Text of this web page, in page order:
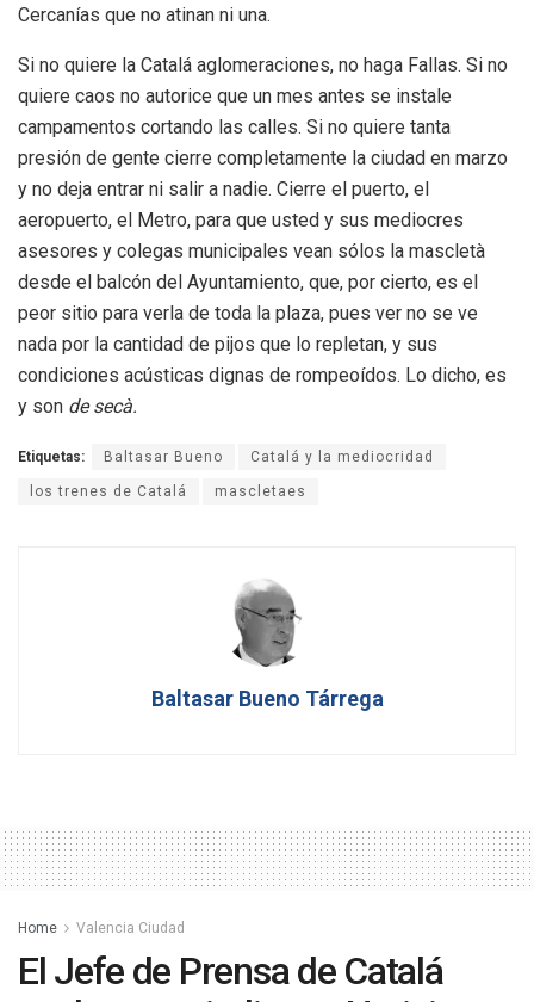
Cercanías que no atinan ni una.
Si no quiere la Catalá aglomeraciones, no haga Fallas. Si no
quiere caos no autorice que un mes antes se instale
campamentos cortando las calles. Si no quiere tanta
presión de gente cierre completamente la ciudad en marzo
y no deja entrar ni salir a nadie. Cierre el puerto, el
aeropuerto, el Metro, para que usted y sus mediocres
asesores y colegas municipales vean sólos la mascletà
desde el balcón del Ayuntamiento, que, por cierto, es el
peor sitio para verla de toda la plaza, pues ver no se ve
nada por la cantidad de pijos que lo repletan, y sus
condiciones acústicas dignas de rompeoídos. Lo dicho, es
y son de secà.
Etiquetas: Baltasar Bueno Catalá y la mediocridad
los trenes de Catalá mascletaes
Baltasar Bueno Tárrega
Home Valencia Ciudad
El Jefe de Prensa de Catalá